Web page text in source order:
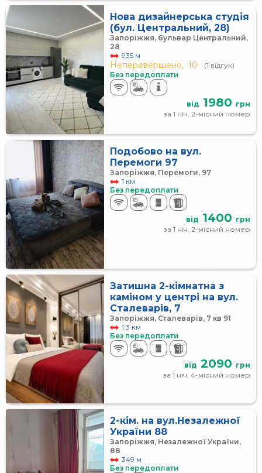
Нова дизайнерська студія
(бул. Центральний, 28)
Запоріжжя, бульвар Центральний,
28
935 м
Неперевершено, 10
(1 відгук)
Без передоплати
від 1980 грн
за 1 ніч, 2-місний номер
Подобово на вул.
Перемоги 97
Запоріжжя, Перемоги, 97
1 км
Без передоплати
від 1400 грн
за 1 ніч, 2-місний номер
Затишна 2-кімнатна з
каміном у центрі на вул.
Сталеварів, 7
Запоріжжя, Сталеварів, 7 кв 91
1.3 км
Без передоплати
від 2090 грн
за 1 ніч, 4-місний номер
2-кім. на вул.Незалежної
України 88
Запоріжжя, Незалежної України,
88
349 м
Без передоплати